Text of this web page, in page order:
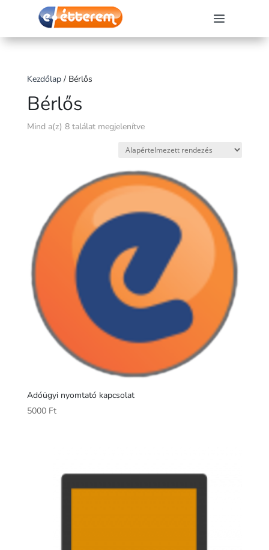
Kezdőlap/ Bérlős
Bérlős
Mind a(z) 8 találat megjelenítve
Adóügyi nyomtató kapcsolat
5000 Ft